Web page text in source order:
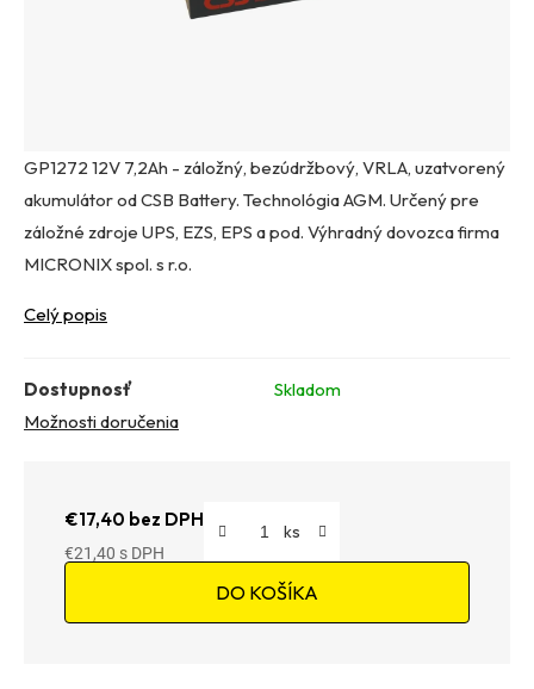
GP1272 12V 7,2Ah - záložný, bezúdržbový, VRLA, uzatvorený
akumulátor od CSB Battery. Technológia AGM. Určený pre
záložné zdroje UPS, EZS, EPS a pod. Výhradný dovozca firma
MICRONIX spol. s r.o.
Celý popis
Dostupnosť
Skladom
Možnosti doručenia
€17,40 bez DPH
€21,40
DO KOŠÍKA